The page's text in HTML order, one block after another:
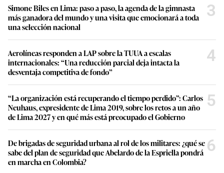
Simone Biles en Lima: paso a paso, la agenda de la gimnasta
más ganadora del mundo y una visita que emocionará a toda
una selección nacional
3
Aerolíneas responden a LAP sobre la TUUA a escalas
internacionales: “Una reducción parcial deja intacta la
desventaja competitiva de fondo”
4
“La organización está recuperando el tiempo perdido”: Carlos
Neuhaus, expresidente de Lima 2019, sobre los retos a un año
de Lima 2027 y en qué más está preocupado el Gobierno
5
De brigadas de seguridad urbana al rol de los militares: ¿qué se
sabe del plan de seguridad que Abelardo de la Espriella pondrá
en marcha en Colombia?
6